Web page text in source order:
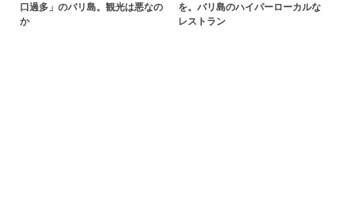
口過多」のバリ島。観光は悪なの
か
を。バリ島のハイパーローカルな
レストラン